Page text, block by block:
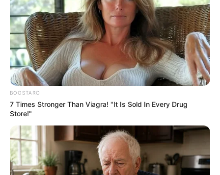
Docentes devem ficar atentos à documentação e horários;
locais de prova estão disponíveis no site da Vunesp.
Fonte: Da Redação
CONCURSO 05/08/2023 Foto: Ilustrativa
BOOSTARO
7 Times Stronger Than Viagra! "It Is Sold In Every Drug
Store!"